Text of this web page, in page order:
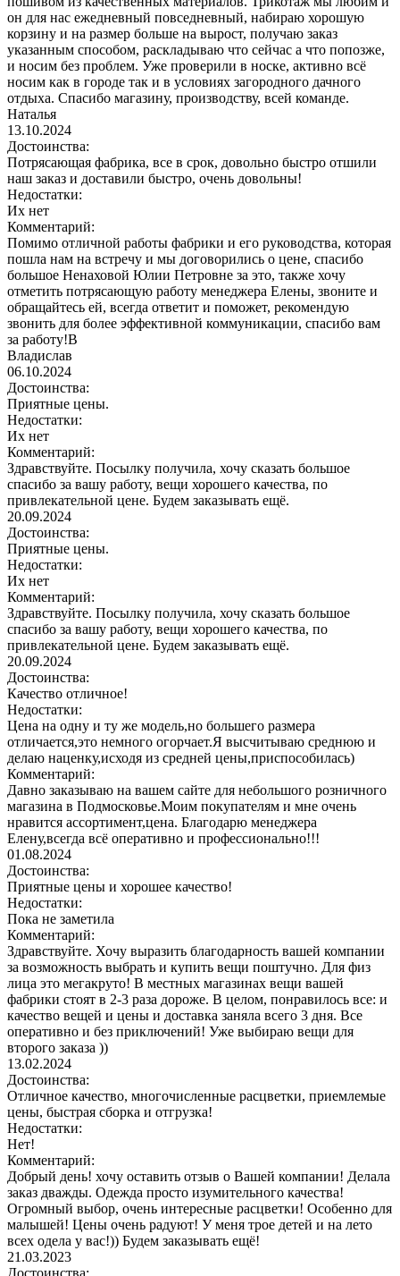
он для нас ежедневный повседневный, набираю хорошую
корзину и на размер больше на вырост, получаю заказ
указанным способом, раскладываю что сейчас а что попозже,
и носим без проблем. Уже проверили в носке, активно всё
носим как в городе так и в условиях загородного дачного
отдыха. Спасибо магазину, производству, всей команде.
Наталья
13.10.2024
Достоинства:
Потрясающая фабрика, все в срок, довольно быстро отшили
наш заказ и доставили быстро, очень довольны!
Недостатки:
Их нет
Комментарий:
Помимо отличной работы фабрики и его руководства, которая
пошла нам на встречу и мы договорились о цене, спасибо
большое Ненаховой Юлии Петровне за это, также хочу
отметить потрясающую работу менеджера Елены, звоните и
обращайтесь ей, всегда ответит и поможет, рекомендую
звонить для более эффективной коммуникации, спасибо вам
за работу!В
Владислав
06.10.2024
Достоинства:
Приятные цены.
Недостатки:
Их нет
Комментарий:
Здравствуйте. Посылку получила, хочу сказать большое
спасибо за вашу работу, вещи хорошего качества, по
привлекательной цене. Будем заказывать ещё.
20.09.2024
Достоинства:
Приятные цены.
Недостатки:
Их нет
Комментарий:
Здравствуйте. Посылку получила, хочу сказать большое
спасибо за вашу работу, вещи хорошего качества, по
привлекательной цене. Будем заказывать ещё.
20.09.2024
Достоинства:
Качество отличное!
Недостатки:
Цена на одну и ту же модель,но большего размера
отличается,это немного огорчает.Я высчитываю среднюю и
делаю наценку,исходя из средней цены,приспособилась)
Комментарий:
Давно заказываю на вашем сайте для небольшого розничного
магазина в Подмосковье.Моим покупателям и мне очень
нравится ассортимент,цена. Благодарю менеджера
Елену,всегда всё оперативно и профессионально!!!
01.08.2024
Достоинства:
Приятные цены и хорошее качество!
Недостатки:
Пока не заметила
Комментарий:
Здравствуйте. Хочу выразить благодарность вашей компании
за возможность выбрать и купить вещи поштучно. Для физ
лица это мегакруто! В местных магазинах вещи вашей
фабрики стоят в 2-3 раза дороже. В целом, понравилось все: и
качество вещей и цены и доставка заняла всего 3 дня. Все
оперативно и без приключений! Уже выбираю вещи для
второго заказа ))
13.02.2024
Достоинства:
Отличное качество, многочисленные расцветки, приемлемые
цены, быстрая сборка и отгрузка!
Недостатки:
Нет!
Комментарий:
Добрый день! хочу оставить отзыв о Вашей компании! Делала
заказ дважды. Одежда просто изумительного качества!
Огромный выбор, очень интересные расцветки! Особенно для
малышей! Цены очень радуют! У меня трое детей и на лето
всех одела у вас!)) Будем заказывать ещё!
21.03.2023
Достоинства: